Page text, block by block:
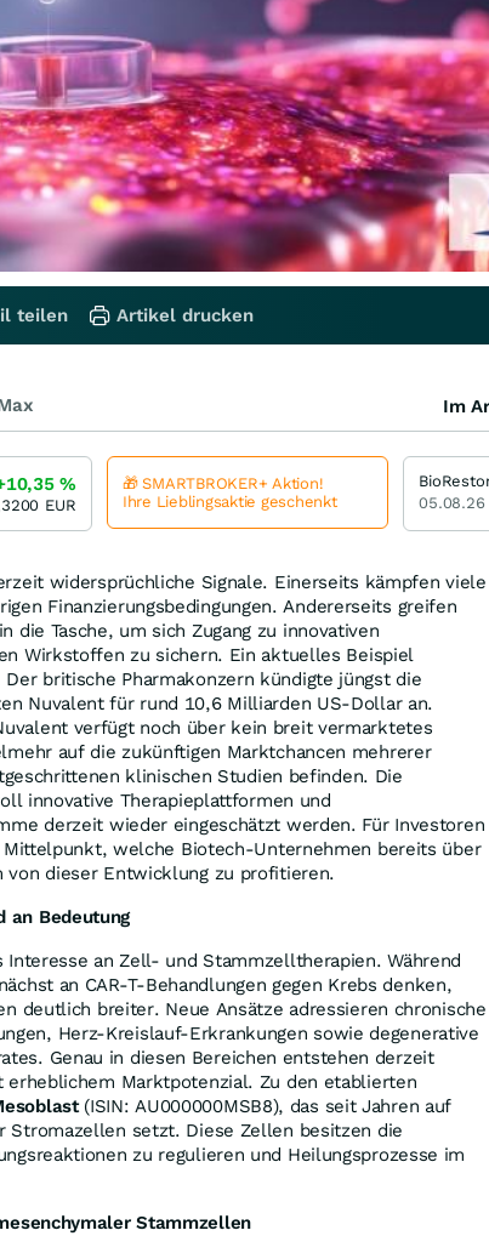
widersprüchliche Signale. Einerseits kämpfen viele
Finanzierungsbedingungen. Andererseits greifen
die Tasche, um sich Zugang zu innovativen
Wirkstoffen zu sichern. Ein aktuelles Beispiel
Der britische Pharmakonzern kündigte jüngst die
Nuvalent für rund 10,6 Milliarden US-Dollar an.
verfügt noch über kein breit vermarktetes
auf die zukünftigen Marktchancen mehrerer
klinischen Studien befinden. Die
innovative Therapieplattformen und
derzeit wieder eingeschätzt werden. Für Investoren
welche Biotech-Unternehmen bereits über
von dieser Entwicklung zu profitieren.
an Bedeutung
an Zell- und Stammzelltherapien. Während
an CAR-T-Behandlungen gegen Krebs denken,
deutlich breiter. Neue Ansätze adressieren chronische
Herz-Kreislauf-Erkrankungen sowie degenerative
Genau in diesen Bereichen entstehen derzeit
Marktpotenzial. Zu den etablierten
(ISIN: AU000000MSB8), das seit Jahren auf
Stromazellen setzt. Diese Zellen besitzen die
zu regulieren und Heilungsprozesse im
Stammzellen
teilen Artikel drucken
Im
%
EUR
🎁 SMARTBROKER+ Aktion!
Ihre Lieblingsaktie geschenkt
05.08.26